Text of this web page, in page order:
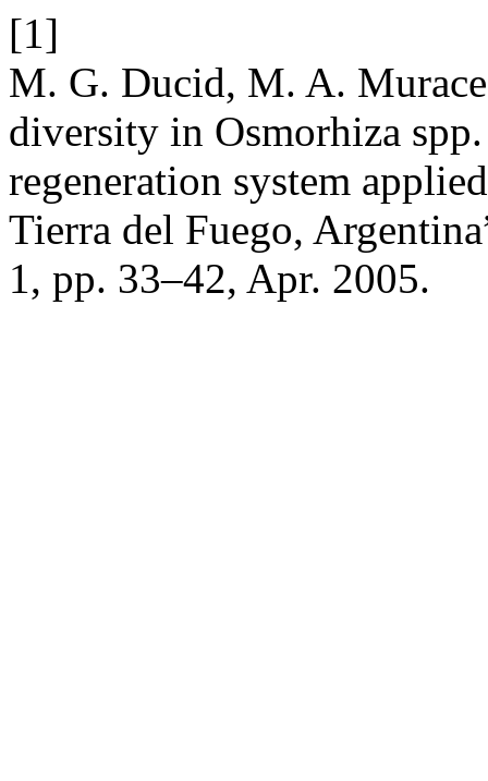
[1]
M. G. Ducid, M. A.
diversity in Osmorhiza
regeneration system
Tierra del Fuego,
1, pp. 33–42, Apr. 2005.